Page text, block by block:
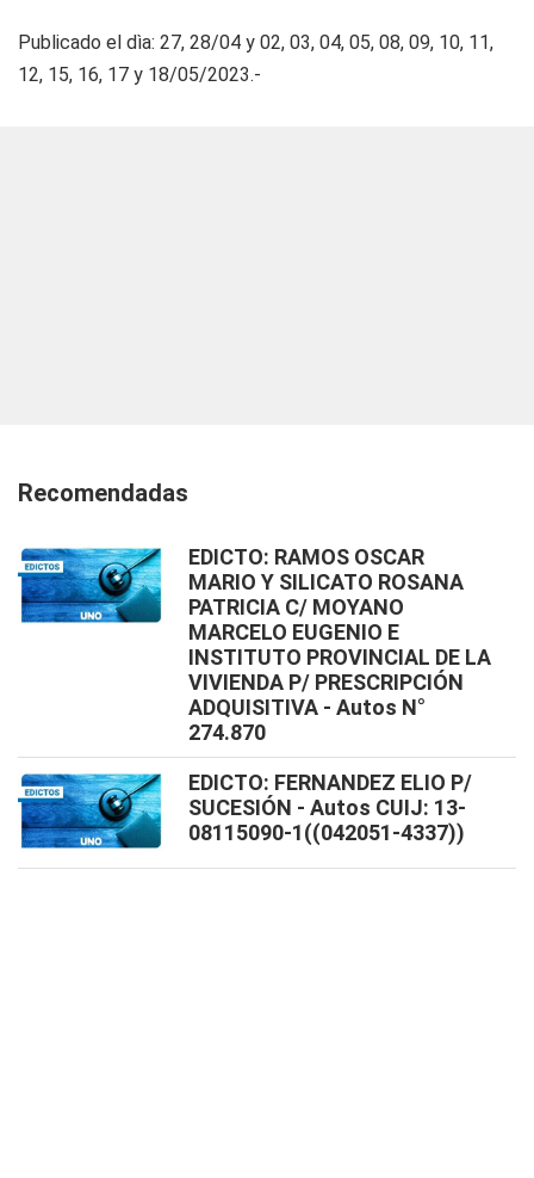
Publicado el dìa: 27, 28/04 y 02, 03, 04, 05, 08, 09, 10, 11,
12, 15, 16, 17 y 18/05/2023.-
Recomendadas
EDICTO: RAMOS OSCAR
MARIO Y SILICATO ROSANA
PATRICIA C/ MOYANO
MARCELO EUGENIO E
INSTITUTO PROVINCIAL DE LA
VIVIENDA P/ PRESCRIPCIÓN
ADQUISITIVA - Autos N°
274.870
EDICTO: FERNANDEZ ELIO P/
SUCESIÓN - Autos CUIJ: 13-
08115090-1((042051-4337))